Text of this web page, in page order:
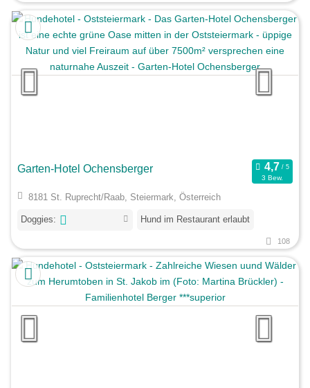
Garten-Hotel Ochensberger
3 Bew.
8181 St. Ruprecht/Raab, Steiermark, Österreich
Doggies: Hund im Restaurant erlaubt
108